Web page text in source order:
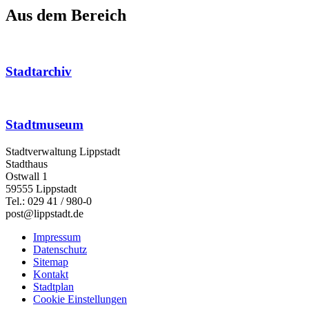
Aus dem Bereich
Stadtarchiv
Stadtmuseum
Stadtverwaltung Lippstadt
Stadthaus
Ostwall 1
59555 Lippstadt
Tel.: 029 41 / 980-0
post@lippstadt.de
Impressum
Datenschutz
Sitemap
Kontakt
Stadtplan
Cookie Einstellungen